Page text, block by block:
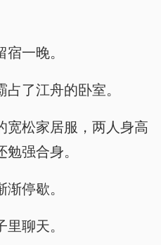
一晚。
了江舟的卧室。
宽松家居服，两人身高
强合身。
停歇。
聊天。